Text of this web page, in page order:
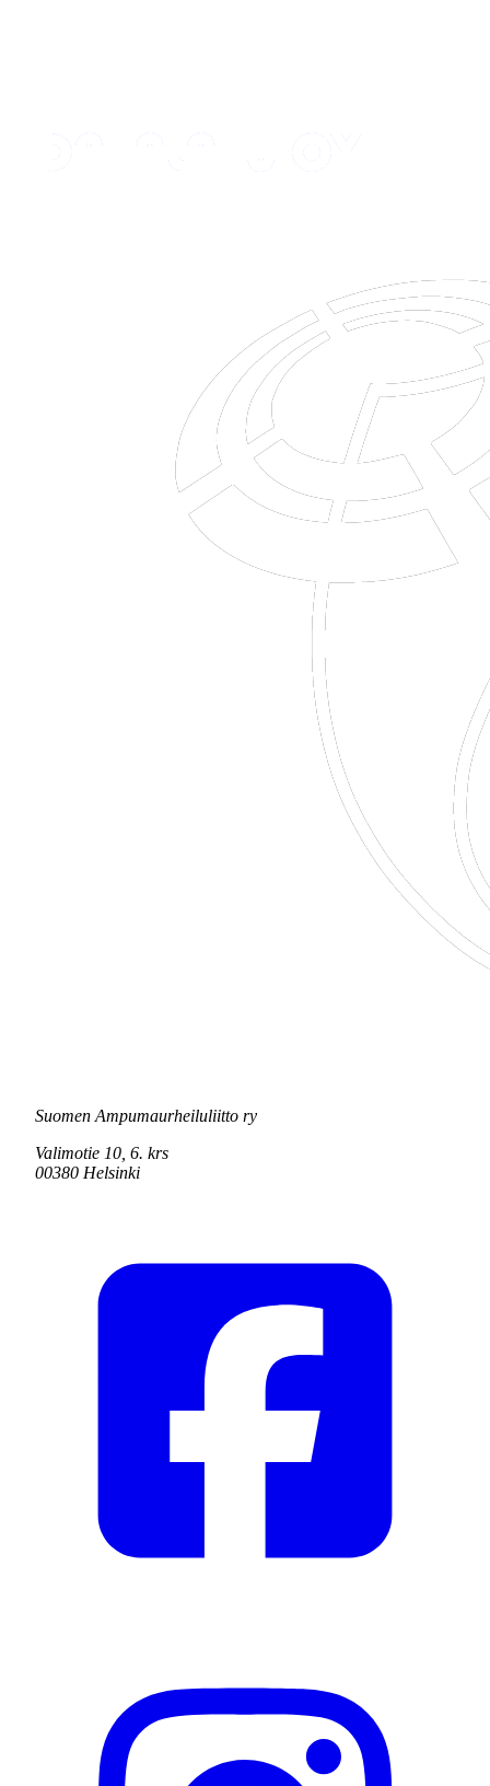
Suomen Ampumaurheiluliitto ry
Valimotie 10, 6. krs
00380 Helsinki